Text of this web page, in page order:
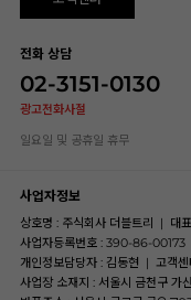
전화 상담
02-3151-0130
광고전화사절
일요일 및 공휴일 휴무
사업자정보
상호명 : 주식회사 더블트리 | 대
사업자등록번호 : 390-86-00173
개인정보담당자 : 김동현 | 고객
사업장 소재지 : 서울시 금천구 가